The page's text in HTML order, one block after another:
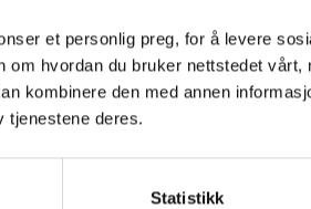
et personlig preg, for å levere
hvordan du bruker nettstedet vårt,
kombinere den med annen
tjenestene deres.
Statistikk